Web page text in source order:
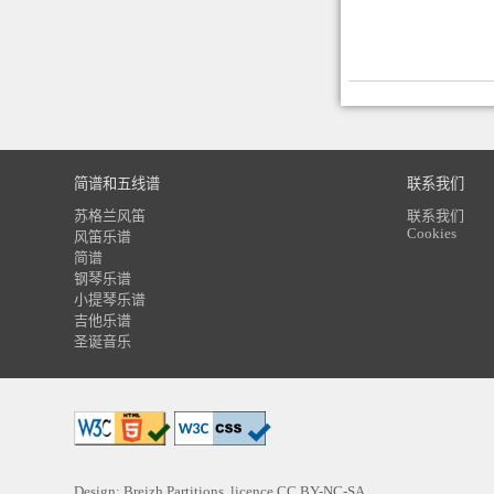
简谱和五线谱
苏格兰风笛
风笛乐谱
简谱
钢琴乐谱
小提琴乐谱
吉他乐谱
圣诞音乐
联系我们
联系我们
Cookies